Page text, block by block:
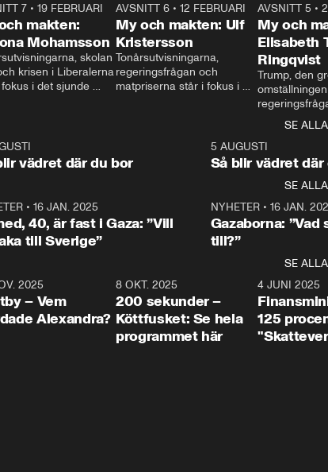
24:30
7• 19 FEBRUARI
makten:
Mohamsson
skolan
krisen i Liberalerna
i det sjunde
My
ställer
och
till svars.
27:30
AVSNITT 6 •12 FEBRUARI
My och makten: Ulf
Kristersson
Tonårsutvisningarna,
regeringsfrågan och
matpriserna står i fokus i
Rohwedder ställer
statsminister Ulf Kristersson
AVSNITT 5 •
My och
Elisabeth
Ringqvist
Trump, den
centrum i
avsnittet av
Makten”. Se
Aftonbladets
Rohwedder
Thand Ring
SE ALLA
vädret där du bor
5 AUGUSTI
Så blir vädret där
SE ALLA
• 16 JAN. 2025
40, är fast i Gaza: ”Vill
till Sverige”
NYHETER• 16 JAN.
Gazaborna:
till?”
SE ALLA
31:05
2025
– Vem
Alexandra?
4:29
8 OKT. 2025
200 sekunder –
Köttfusket: Se hela
programmet här
4 JUNI 2025
125